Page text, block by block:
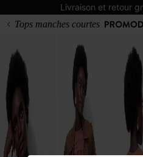
Livraison et retour
Tops manches courtes